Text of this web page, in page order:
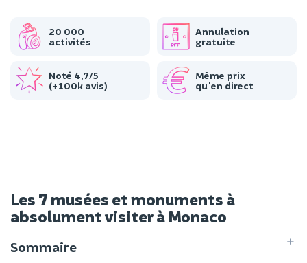
20 000
activités
Annulation
gratuite
Noté 4,7/5
(+100k avis)
Même prix
qu'en direct
Les 7 musées et monuments à
absolument visiter à Monaco
Sommaire